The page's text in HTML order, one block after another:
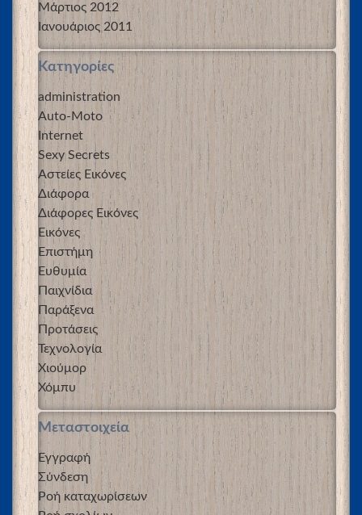
Μάρτιος 2012
Ιανουάριος 2011
Kατηγορίες
administration
Auto-Moto
Internet
Sexy Secrets
Αστείες Εικόνες
Διάφορα
Διάφορες Εικόνες
Εικόνες
Επιστήμη
Ευθυμία
Παιχνίδια
Παράξενα
Προτάσεις
Τεχνολογία
Χιούμορ
Χόμπυ
Μεταστοιχεία
Εγγραφή
Σύνδεση
Ροή καταχωρίσεων